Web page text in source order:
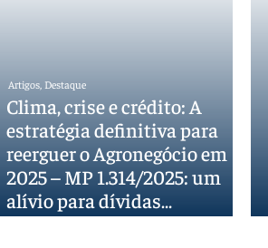
Artigos Destaque
Clima, crise e crédito: A
estratégia definitiva para
reerguer o Agronegócio em
2025 – MP 1.314/2025: um
alívio para dívidas…